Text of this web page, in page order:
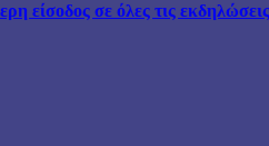
είσοδος σε όλες τις εκδηλώσεις